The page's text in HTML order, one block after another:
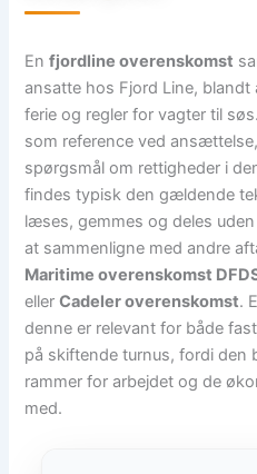
Enfjordline overenskomst
ansatte hos Fjord Line,
ferie og regler for vagter til
som reference ved
spørgsmål om rettigheder i
findes typisk den gældende
læses, gemmes og deles
at sammenligne med andre
Maritime overenskomst
ellerCadeler overenskomst.
denne er relevant for både
på skiftende turnus, fordi den
rammer for arbejdet og de
med.